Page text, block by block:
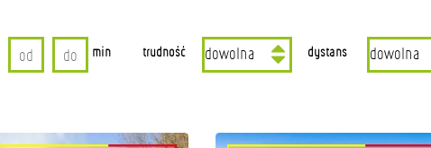
min trudność dystans